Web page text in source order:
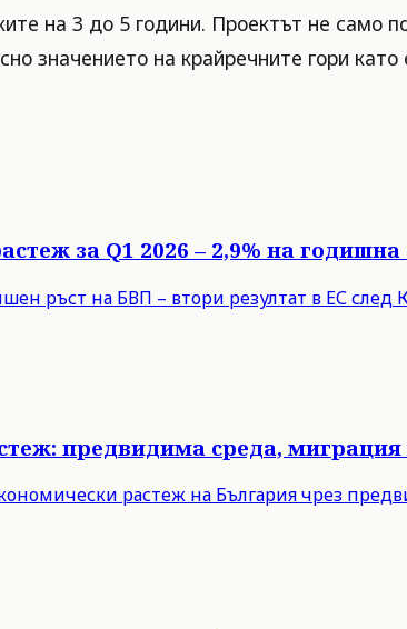
на 3 до 5 години. Проектът не само
значението на крайречните гори
за Q1 2026 – 2,9% на годишна
ръст на БВП – втори резултат в ЕС след
предвидима среда,
растеж на България чрез